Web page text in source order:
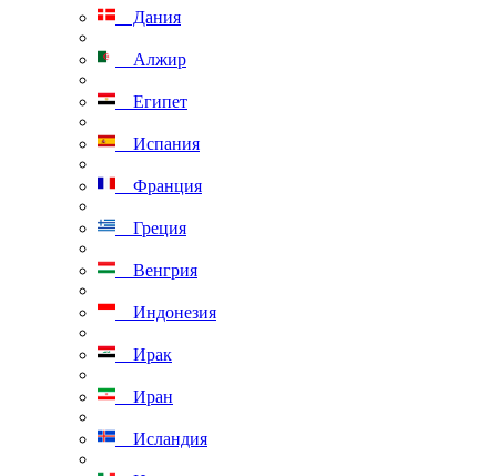
Дания
Алжир
Египет
Испания
Франция
Греция
Венгрия
Индонезия
Ирак
Иран
Исландия